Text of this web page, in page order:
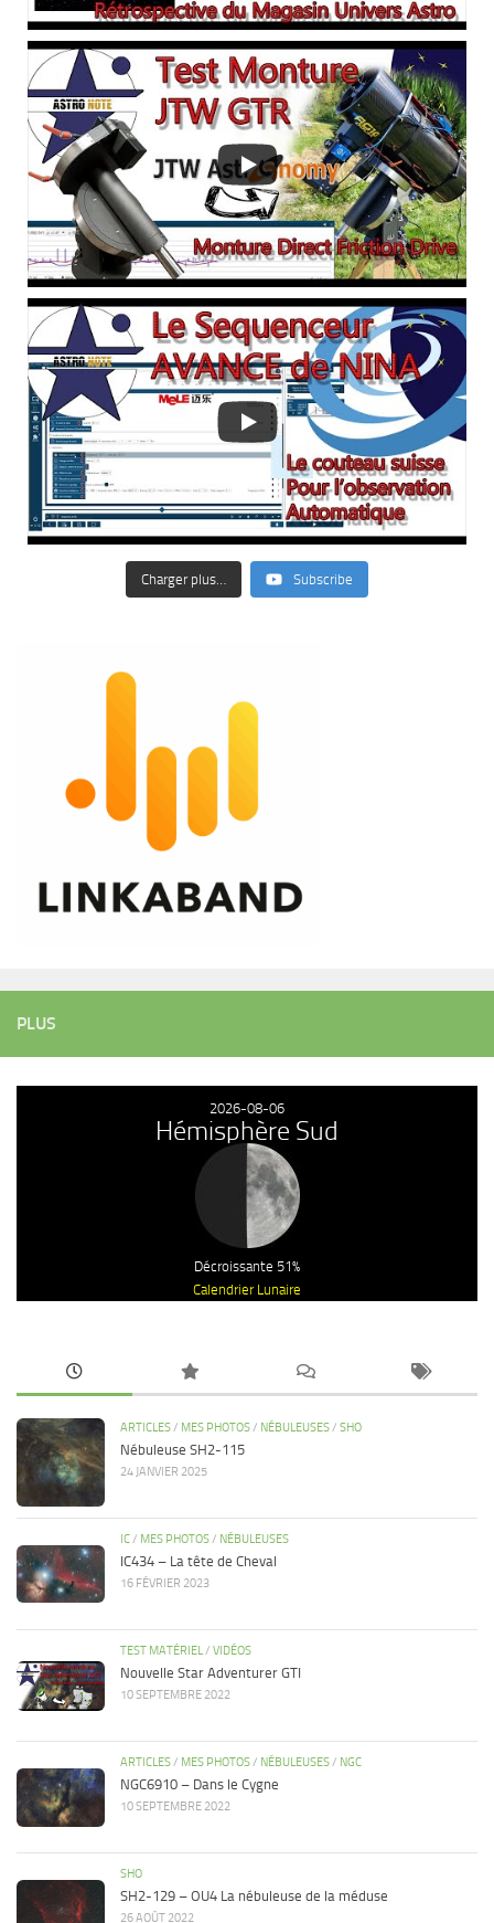
Charger plus… Subscribe
PLUS
2026-08-06
Hémisphère Sud
Décroissante 51%
Calendrier Lunaire
ARTICLES/ MES PHOTOS/ NÉBULEUSES/ SHO
Nébuleuse SH2-115
24 JANVIER 2025
IC/ MES PHOTOS/ NÉBULEUSES
IC434 – La tête de Cheval
16 FÉVRIER 2023
TEST MATÉRIEL/ VIDÉOS
Nouvelle Star Adventurer GTI
10 SEPTEMBRE 2022
ARTICLES/ MES PHOTOS/ NÉBULEUSES/ NGC
NGC6910 – Dans le Cygne
10 SEPTEMBRE 2022
SHO
SH2-129 – OU4 La nébuleuse de la méduse
26 AOÛT 2022